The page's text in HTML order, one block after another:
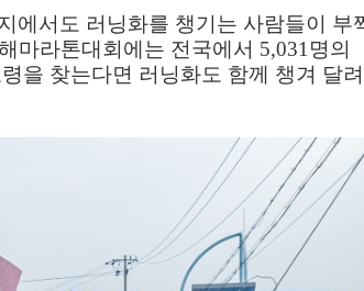
에서도 러닝화를 챙기는 사람들이 부
마라톤대회에는 전국에서 5,031명의
을 찾는다면 러닝화도 함께 챙겨 달려